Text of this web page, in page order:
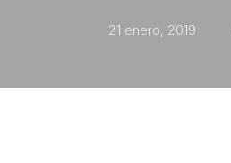
21 enero, 2019